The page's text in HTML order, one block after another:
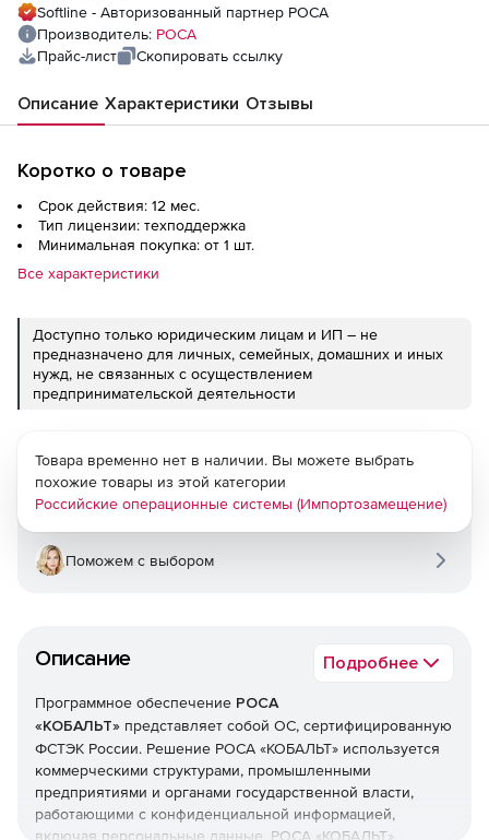
Softline - Авторизованный партнер РОСА
Производитель: РОСА
Прайс-лист
Скопировать ссылку
Описание Характеристики Отзывы
Коротко о товаре
Срок действия: 12 мес.
Тип лицензии: техподдержка
Минимальная покупка: от 1 шт.
Все характеристики
Доступно только юридическим лицам и ИП – не
предназначено для личных, семейных, домашних и иных
нужд, не связанных с осуществлением
предпринимательской деятельности
Описание Подробнее
Программное обеспечение РОСА
«КОБАЛЬТ» представляет собой ОС, сертифицированную
ФСТЭК России. Решение РОСА «КОБАЛЬТ» используется
коммерческими структурами, промышленными
предприятиями и органами государственной власти,
работающими с конфиденциальной информацией,
включая персональные данные. РОСА «КОБАЛЬТ»
Товара временно нет в наличии. Вы можете выбрать
похожие товары из этой категории
Российские операционные системы (Импортозамещение)
Поможем с выбором